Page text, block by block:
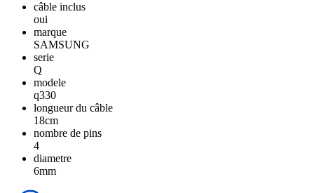
câble inclus
oui
marque
SAMSUNG
serie
Q
modele
q330
longueur du câble
18cm
nombre de pins
4
diametre
6mm